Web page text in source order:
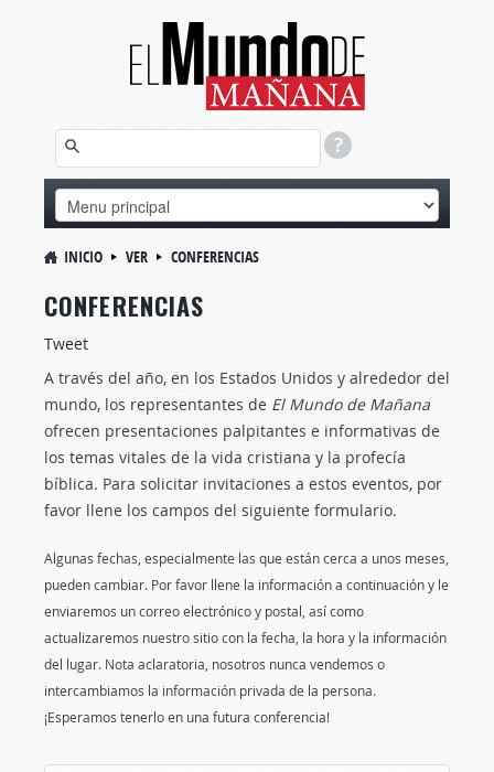
INICIO VER CONFERENCIAS
CONFERENCIAS
Tweet
A través del año, en los Estados Unidos y alrededor del
mundo, los representantes de El Mundo de Mañana
ofrecen presentaciones palpitantes e informativas de
los temas vitales de la vida cristiana y la profecía
bíblica. Para solicitar invitaciones a estos eventos, por
favor llene los campos del siguiente formulario.
Algunas fechas, especialmente las que están cerca a unos meses,
pueden cambiar. Por favor llene la información a continuación y le
enviaremos un correo electrónico y postal, así como
actualizaremos nuestro sitio con la fecha, la hora y la información
del lugar. Nota aclaratoria, nosotros nunca vendemos o
intercambiamos la información privada de la persona.
¡Esperamos tenerlo en una futura conferencia!